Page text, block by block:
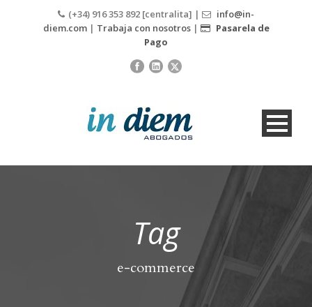
(+34) 916 353 892 [centralita] |
info@in-
diem.com| Trabaja con nosotros|
Pasarela de
Pago
Tag
e-commerce